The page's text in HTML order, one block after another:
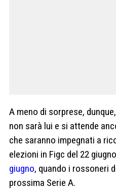
A meno di sorprese,
non sarà lui e si attende
che saranno impegnati a
elezioni in Figc del 22
giugno, quando i rossoneri
prossima Serie A.